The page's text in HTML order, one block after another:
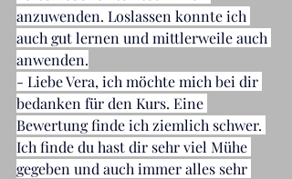
anzuwenden. Loslassen konnte ich
auch gut lernen und mittlerweile auch
anwenden.
- Liebe Vera, ich möchte mich bei dir
bedanken für den Kurs. Eine
Bewertung finde ich ziemlich schwer.
Ich finde du hast dir sehr viel Mühe
gegeben und auch immer alles sehr